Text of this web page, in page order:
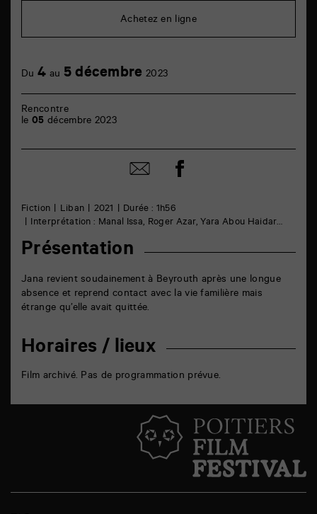
86000
Fiction Liban 2021
Durée : 1h56
Interprétation : Manal Issa, Roger Azar, Yara Abou Haidar…
Présentation
Jana revient soudainement à Beyrouth après une longue
absence et reprend contact avec la vie familière mais
étrange qu’elle avait quittée.
Horaires / lieux
Film archivé. Pas de programmation prévue.
Achetez en ligne
Du 4 au 5 décembre 2023
Rencontre
le 05 décembre 2023
Partager
par
Partager
sur